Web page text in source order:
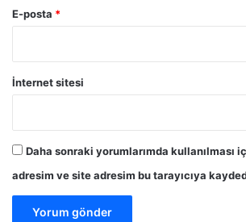
E-posta *
İnternet sitesi
Daha sonraki yorumlarımda kullanılması
adresim ve site adresim bu tarayıcıya